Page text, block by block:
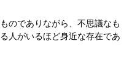
のでありながら、不思議なも
人がいるほど身近な存在であ